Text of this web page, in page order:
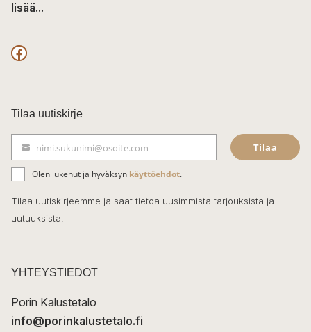
lisää...
F
c
e
b
o
o
k
Tilaa uutiskirje
ä
h
k
t
nimi.sukunimi@osoite.com Tilaa
Olen lukenut ja hyväksyn käyttöehdot.
Tilaa uutiskirjeemme ja saat tietoa uusimmista tarjouksista ja
uutuuksista!
YHTEYSTIEDOT
Porin Kalustetalo
info@porinkalustetalo.fi